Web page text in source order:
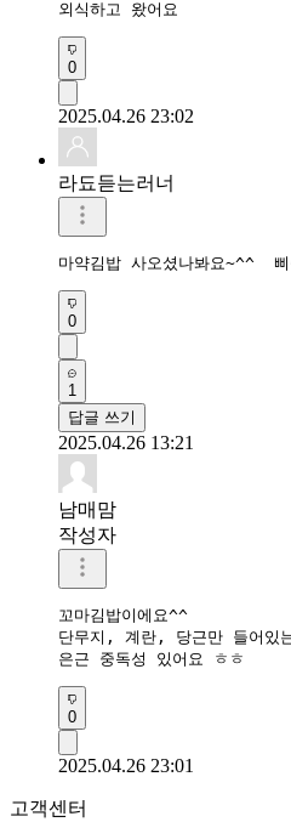
외식하고 왔어요
0
2025.04.26 23:02
라됴듣는러너
마약김밥 사오셨나봐요~^^
0
1
답글 쓰기
2025.04.26 13:21
남매맘
작성자
꼬마김밥이에요^^
단무지, 계란, 당근만 들어있
은근 중독성 있어요 ㅎㅎ
0
2025.04.26 23:01
고객센터